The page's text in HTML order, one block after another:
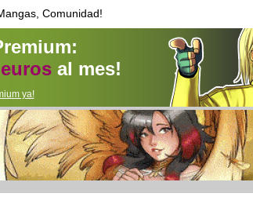
Comunidad!
al mes!
ya!